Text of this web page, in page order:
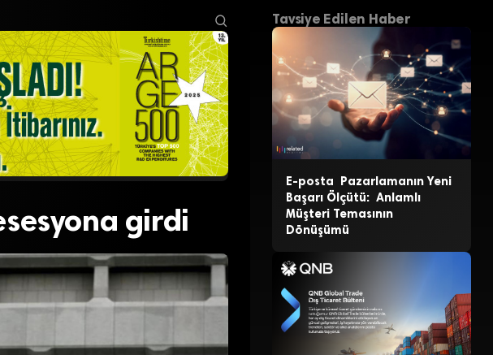
girdi
Tavsiye Edilen Haber
E-posta Pazarlamanın Yeni
Başarı Ölçütü: Anlamlı
Müşteri Temasının
Dönüşümü